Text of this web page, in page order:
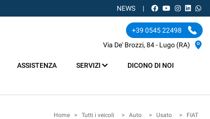
NEWS
+39 0545 22498
Via De' Brozzi, 84 - Lugo (RA)
ASSISTENZA SERVIZI DICONO DI NOI
Home > Tutti i veicoli > Auto > Usato > FIAT